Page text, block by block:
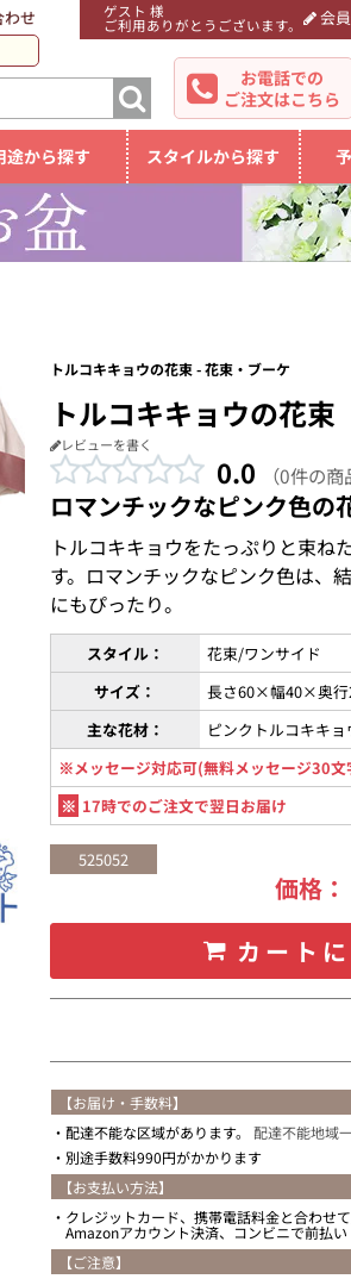
ゲスト 様
ご利用ありがとうございます。 会
わせ
お電話での
ご注文はこちら
途から探す スタイルから探す
トルコキキョウの花束 - 花束・ブーケ
トルコキキョウの花束
レビューを書く
0.0 （0件の商
ロマンチックなピンク色の
トルコキキョウをたっぷりと束ね
す。ロマンチックなピンク色は、
にもぴったり。
スタイル：
花束/ワンサイド
サイズ：
長さ60×幅40×奥行
主な花材：
ピンクトルコキキョ
※メッセージ対応可(無料メッセージ30文
※ 17時でのご注文で翌日お届け
525052
価格：
カート
【お届け・手数料】
配達不能な区域があります。 配達不能地域
別途手数料990円がかかります
【お支払い方法】
クレジットカード、携帯電話料金と合わせ
Amazonアカウント決済、コンビニで前払
【ご注意】